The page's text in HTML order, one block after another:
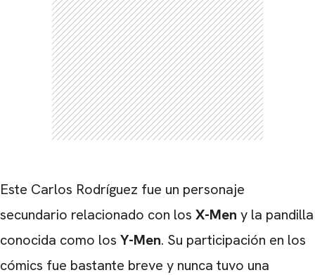
Este Carlos Rodríguez fue un personaje
secundario relacionado con los X-Men y la pandilla
conocida como los Y-Men. Su participación en los
cómics fue bastante breve y nunca tuvo una